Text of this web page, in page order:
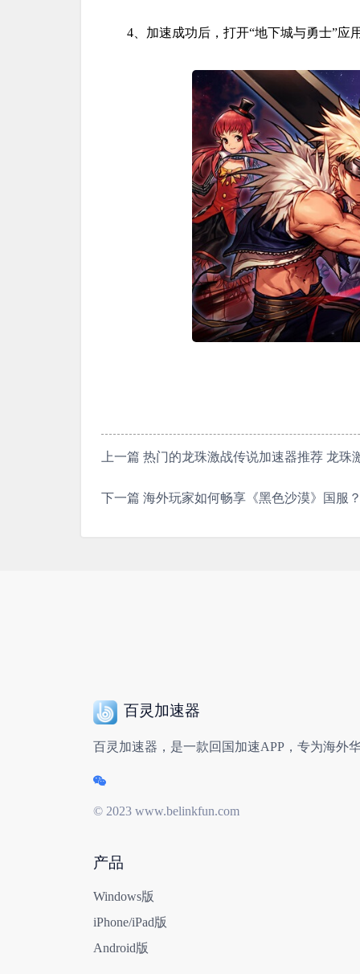
4、加速成功后，打开“地下城与勇士”应
上一篇 热门的龙珠激战传说加速器推荐 龙珠
下一篇 海外玩家如何畅享《黑色沙漠》国服
百灵加速器
百灵加速器 ，是一款回国加速APP，专为海
© 2023 www.belinkfun.com
产品
Windows版
iPhone/iPad版
Android版